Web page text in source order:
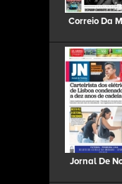
Correio Da
Jornal De